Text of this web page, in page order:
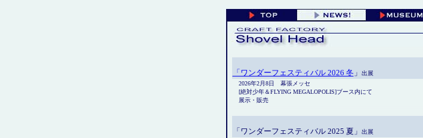
「ワンダーフェスティバル 2026 冬 」
出展
2026年2月8日 幕張メッセ
[絶対少年＆FLYING MEGALOPOLIS]ブース内にて
展示・販売
「ワンダーフェスティバル 2025 夏」
出展